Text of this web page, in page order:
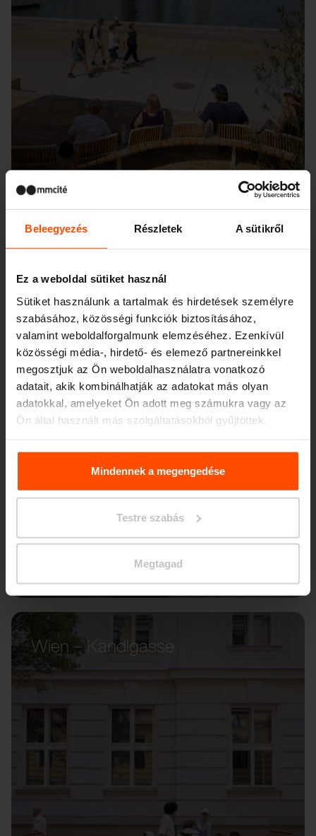
Beleegyezés Részletek A sütikről
Ez a weboldal sütiket használ
Sütiket használunk a tartalmak és hirdetések személyre
szabásához, közösségi funkciók biztosításához,
valamint weboldalforgalmunk elemzéséhez. Ezenkívül
közösségi média-, hirdető- és elemező partnereinkkel
megosztjuk az Ön weboldalhasználatra vonatkozó
adatait, akik kombinálhatják az adatokat más olyan
adatokkal, amelyeket Ön adott meg számukra vagy az
Ön által használt más szolgáltatásokból gyűjtöttek.
További információért kérjük, látogasson el aPrinciples
Relating to the Processing. Personal Data
Mindennek a megengedése
Testre szabás
Megtagad
Seattle – Popup park
Wien – Kandlgasse